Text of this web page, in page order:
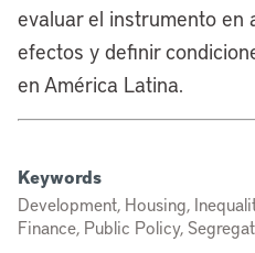
evaluar el instrumento en
efectos y definir
en América Latina.
Keywords
Development, Housing,
Finance, Public Policy,